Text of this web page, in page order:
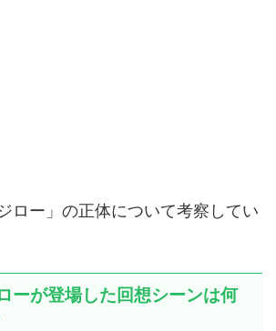
ロー」の正体について考察してい
ーが登場した回想シーンは何